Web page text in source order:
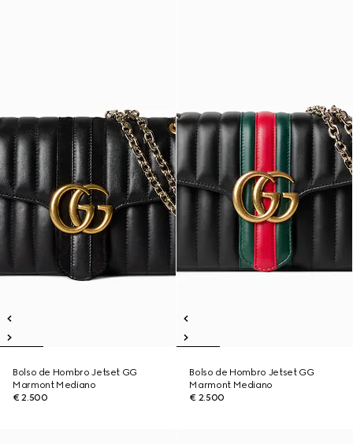
Bolso de Hombro Jetset GG
Marmont Mediano
€ 2.500
Bolso de Hombro Jetset GG
Marmont Mediano
€ 2.500